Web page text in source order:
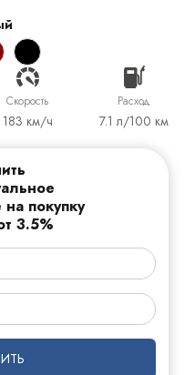
Cкорость
183 км/ч
Расход
7.1 л/100 км
покупку
3.5%